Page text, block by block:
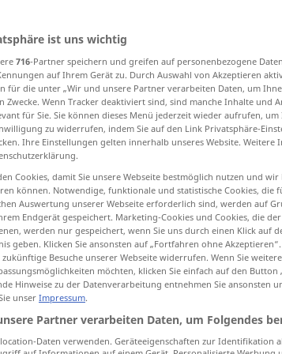
einflussreich, bedeutend
stark vergrößernd
powerful strong
powerfulengine
ist uns wichtig
716-Partner speichern und greifen auf personenbezogene
auf Ihrem Gerät zu. Durch Auswahl von Akzeptieren
für die unter „Wir und unsere Partner verarbeiten Daten, um
Zwecke. Wenn Tracker deaktiviert sind, sind manche Inhalte und
für Sie. Sie können dieses Menü jederzeit wieder aufrufen,
zu widerrufen, indem Sie auf den Link Privatsphäre-
Ihre Einstellungen gelten innerhalb unseres Website. Weitere
Cookies, damit Sie unsere Webseite bestmöglich nutzen und
können. Notwendige, funktionale und statistische Cookies, die
Auswertung unserer Webseite erforderlich sind, werden auf
Endgerät gespeichert. Marketing-Cookies und Cookies, die
werden nur gespeichert, wenn Sie uns durch einen Klick auf
geben. Klicken Sie ansonsten auf „Fortfahren ohne
Besuche unserer Webseite widerrufen. Wenn Sie
möchten, klicken Sie einfach auf den Button
Hinweise zu der Datenverarbeitung entnehmen Sie ansonsten
unser Impressum.
Partner verarbeiten Daten, um Folgendes
Daten verwenden. Geräteeigenschaften zur Identifikation